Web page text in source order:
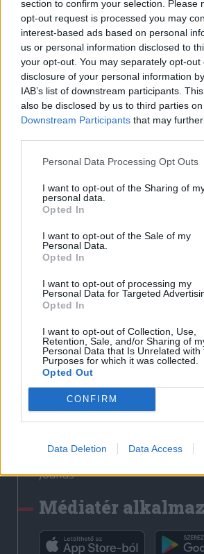
section to confirm your selection. Please
opt-out request is processed you may
interest-based ads based on personal
us or personal information disclosed to
your opt-out. You may separately opt-
disclosure of your personal information
IAB’s list of downstream participants.
also be disclosed by us to third parties
Downstream Participants that may
Personal Data Processing Opt Outs
I want to opt-out of the Sharing of
personal data.
Opted In
I want to opt-out of the Sale of my
Personal Data.
Opted In
I want to opt-out of processing my
Personal Data for Targeted
Opted In
I want to opt-out of Collection, Use,
Retention, Sale, and/or Sharing of
Personal Data that Is Unrelated with
Purposes for which it was collected.
Opted Out
CONFIRM
Data Deletion Data Access
Hasznos
Impresszum
Szerzői jogok
Adatvédelmi tájékoztató
Cookie-kezelési tájékoztató
Hozzászólási szabályzat
Nyomtatott lapjaink
Székely Hírmondó archívuma
Sütibeállítások
Médiatér
Liget
Krónika
Bihari Napló
Erdélyi Napló
Főtér
Rádió GaGa
Jóállás
Médiatér